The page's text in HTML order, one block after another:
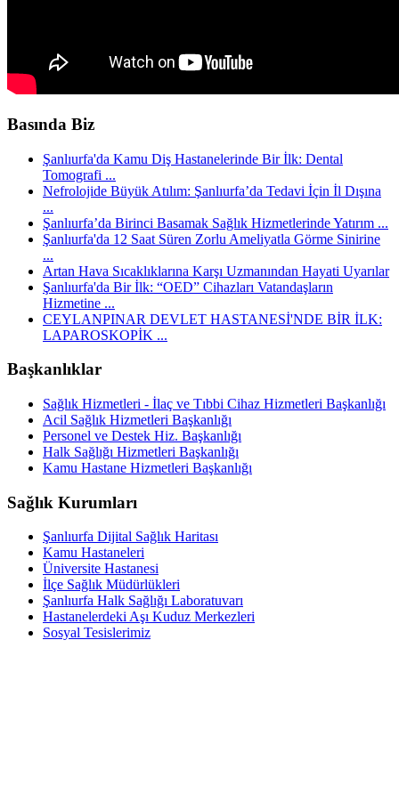
Basında Biz
Şanlıurfa'da Kamu Diş Hastanelerinde Bir İlk: Dental
Tomografi ...
Nefrolojide Büyük Atılım: Şanlıurfa’da Tedavi İçin İl Dışına
...
Şanlıurfa’da Birinci Basamak Sağlık Hizmetlerinde Yatırım ...
Şanlıurfa'da 12 Saat Süren Zorlu Ameliyatla Görme Sinirine
...
Artan Hava Sıcaklıklarına Karşı Uzmanından Hayati Uyarılar
Şanlıurfa'da Bir İlk: “OED” Cihazları Vatandaşların
Hizmetine ...
CEYLANPINAR DEVLET HASTANESİ'NDE BİR İLK:
LAPAROSKOPİK ...
Başkanlıklar
Sağlık Hizmetleri - İlaç ve Tıbbi Cihaz Hizmetleri Başkanlığı
Acil Sağlık Hizmetleri Başkanlığı
Personel ve Destek Hiz. Başkanlığı
Halk Sağlığı Hizmetleri Başkanlığı
Kamu Hastane Hizmetleri Başkanlığı
Sağlık Kurumları
Şanlıurfa Dijital Sağlık Haritası
Kamu Hastaneleri
Üniversite Hastanesi
İlçe Sağlık Müdürlükleri
Şanlıurfa Halk Sağlığı Laboratuvarı
Hastanelerdeki Aşı Kuduz Merkezleri
Sosyal Tesislerimiz